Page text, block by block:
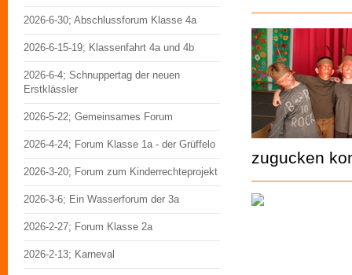
2026-6-30; Abschlussforum Klasse 4a
2026-6-15-19; Klassenfahrt 4a und 4b
2026-6-4; Schnuppertag der neuen
Erstklässler
2026-5-22; Gemeinsames Forum
2026-4-24; Forum Klasse 1a - der Grüffelo
2026-3-20; Forum zum Kinderrechteprojekt
2026-3-6; Ein Wasserforum der 3a
2026-2-27; Forum Klasse 2a
2026-2-13; Karneval
zugucken